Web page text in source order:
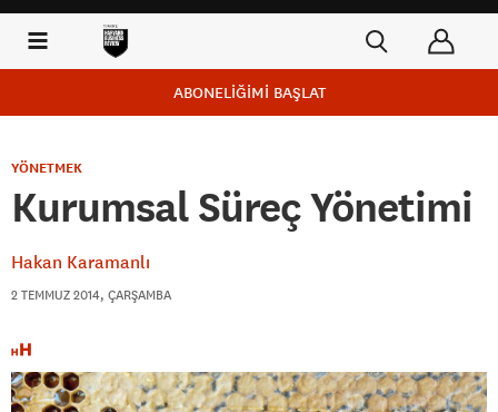
ABONELİĞİMİ BAŞLAT
YÖNETMEK
Kurumsal Süreç Yönetimi
Hakan Karamanlı
2 TEMMUZ 2014, ÇARŞAMBA